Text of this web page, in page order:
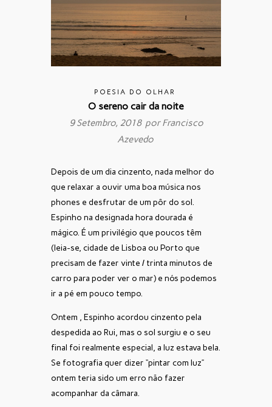
POESIA DO OLHAR
O sereno cair da noite
9 Setembro, 2018 porFrancisco
Azevedo
Depois de um dia cinzento, nada melhor do
que relaxar a ouvir uma boa música nos
phones e desfrutar de um pôr do sol.
Espinho na designada hora dourada é
mágico. É um privilégio que poucos têm
(leia-se, cidade de Lisboa ou Porto que
precisam de fazer vinte / trinta minutos de
carro para poder ver o mar) e nós podemos
ir a pé em pouco tempo.
Ontem , Espinho acordou cinzento pela
despedida ao Rui, mas o sol surgiu e o seu
final foi realmente especial, a luz estava bela.
Se fotografia quer dizer “pintar com luz”
ontem teria sido um erro não fazer
acompanhar da câmara.